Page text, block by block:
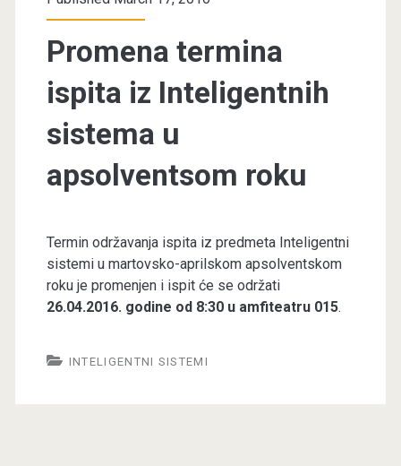
Promena termina
ispita iz Inteligentnih
sistema u
apsolventsom roku
Termin održavanja ispita iz predmeta Inteligentni
sistemi u martovsko-aprilskom apsolventskom
roku je promenjen i ispit će se održati
26.04.2016. godine od 8:30 u amfiteatru 015.
INTELIGENTNI SISTEMI